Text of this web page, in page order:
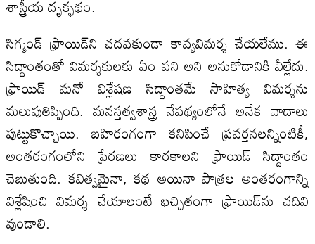
శాస్త్రీయ దృక్ఫథం.
సిగ్మండ్‌ ఫ్రాయిడ్‌ని చదవకుండా కావ్యవిమర్శ చేయలేము. ఈ
సిద్ధాంతంతో విమర్శకులకు ఏం పని అని అనుకోడానికి వీల్లేదు.
ఫ్రాయిడ్‌ మనో విశ్లేషణ సిద్దాంతమే సాహిత్య విమర్శను
మలుపుతిప్పింది. మనస్తత్వశాస్త్ర నేపథ్యంలోనే అనేక వాదాలు
పుట్టుకొచ్చాయి. బహిరంగంగా కనిపించే ప్రవర్తనలన్నింటికీ,
అంతరంగంలోని ప్రేరణలు కారకాలని ఫ్రాయిడ్‌ సిద్దాంతం
చెబుతుంది. కవిత్వమైనా, కథ అయినా పాత్రల అంతరంగాన్ని
విశ్లేషించి విమర్శ చేయాలంటే ఖచ్చితంగా ఫ్రాయిడ్‌ను చదివి
వుండాలి.